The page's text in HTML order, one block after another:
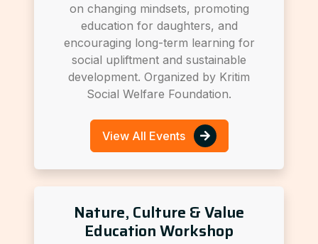
on changing mindsets, promoting
education for daughters, and
encouraging long-term learning for
social upliftment and sustainable
development. Organized by Kritim
Social Welfare Foundation.
View All Events
Nature, Culture & Value
Education Workshop